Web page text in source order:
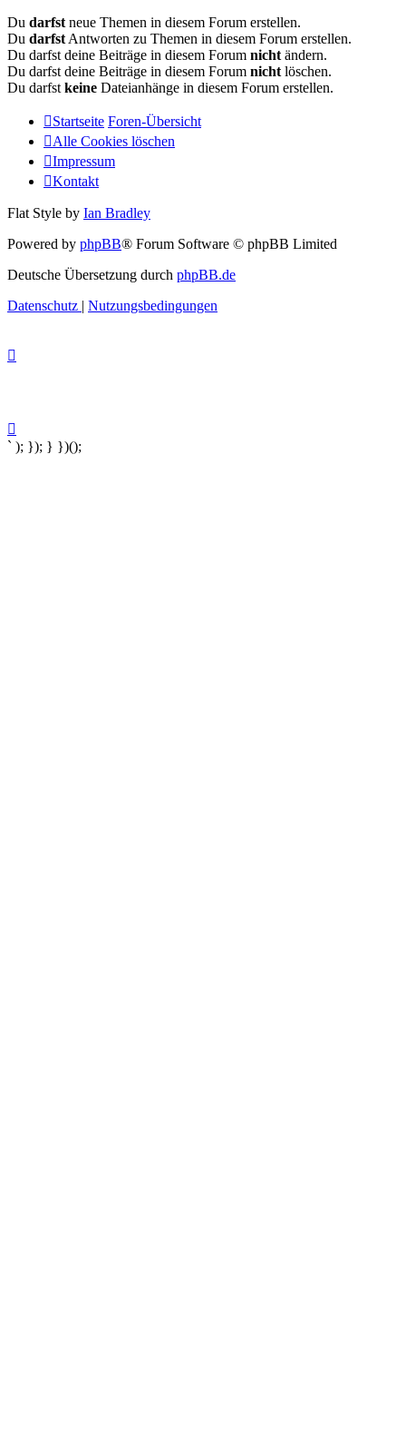
Du darfst neue Themen in diesem Forum erstellen.
Du darfst Antworten zu Themen in diesem Forum erstellen.
Du darfst deine Beiträge in diesem Forum nicht ändern.
Du darfst deine Beiträge in diesem Forum nicht löschen.
Du darfst keine Dateianhänge in diesem Forum erstellen.
Startseite Foren-Übersicht
Alle Cookies löschen
Impressum
Kontakt
Flat Style by Ian Bradley
Powered by phpBB® Forum Software © phpBB Limited
Deutsche Übersetzung durch phpBB.de
Datenschutz | Nutzungsbedingungen
` ); }); } })();